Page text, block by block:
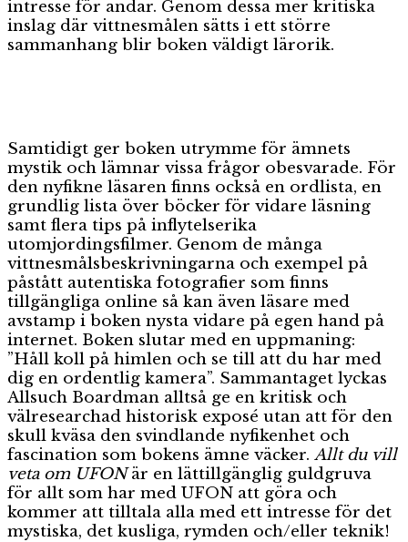
intresse för andar. Genom dessa mer kritiska
inslag där vittnesmålen sätts i ett större
sammanhang blir boken väldigt lärorik.
Samtidigt ger boken utrymme för ämnets
mystik och lämnar vissa frågor obesvarade. För
den nyfikne läsaren finns också en ordlista, en
grundlig lista över böcker för vidare läsning
samt flera tips på inflytelserika
utomjordingsfilmer. Genom de många
vittnesmålsbeskrivningarna och exempel på
påstått autentiska fotografier som finns
tillgängliga online så kan även läsare med
avstamp i boken nysta vidare på egen hand på
internet. Boken slutar med en uppmaning:
”Håll koll på himlen och se till att du har med
dig en ordentlig kamera”. Sammantaget lyckas
Allsuch Boardman alltså ge en kritisk och
välresearchad historisk exposé utan att för den
skull kväsa den svindlande nyfikenhet och
fascination som bokens ämne väcker. Allt du vill
veta om UFONär en lättillgänglig guldgruva
för allt som har med UFON att göra och
kommer att tilltala alla med ett intresse för det
mystiska, det kusliga, rymden och/eller teknik!